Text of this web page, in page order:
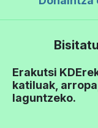
Erakutsi
katiluak,
laguntzeko.